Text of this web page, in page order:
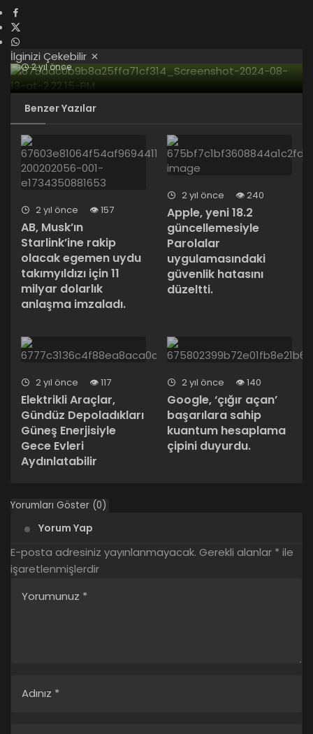
İlginizi Çekebilir
2 yıl önce
Google, Yeni Yapay Zeka Aracı “Gemini 2.0
Flash Thinking Experimental”ı Tanıttı.
Benzer Yazılar
2 yıl önce 157
AB, Musk’ın
Starlink’ine rakip
olacak egemen uydu
takımyıldızı için 11
milyar dolarlık
anlaşma imzaladı.
2 yıl önce 240
Apple, yeni 18.2
güncellemesiyle
Parolalar
uygulamasındaki
güvenlik hatasını
düzeltti.
2 yıl önce 117
Elektrikli Araçlar,
Gündüz Depoladıkları
Güneş Enerjisiyle
Gece Evleri
Aydınlatabilir
2 yıl önce 140
Google, ‘çığır açan’
başarılara sahip
kuantum hesaplama
çipini duyurdu.
Yorumları Göster (0)
Yorum Yap
E-posta adresiniz yayınlanmayacak. Gerekli alanlar * ile
işaretlenmişlerdir
Yorumunuz *
Adınız *